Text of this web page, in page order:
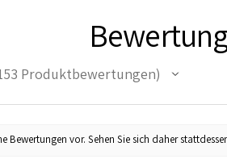
Produktbewertungen
Bewertungen vor. Sehen Sie sich daher